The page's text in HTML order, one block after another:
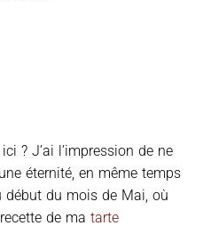
? J’ai l’impression de ne
éternité, en même temps
début du mois de Mai, où
de ma tarte